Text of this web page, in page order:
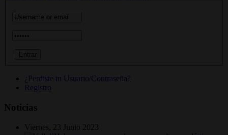
¿Perdiste tu Usuario/Contraseña?
Registro
Noticias
Viernes, 23 Junio 2023